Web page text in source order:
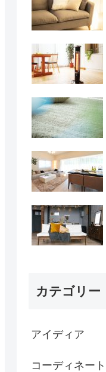
カテゴリー
アイディア
コーディネート